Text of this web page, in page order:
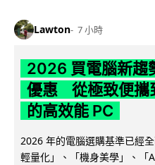
Lawton 7 小時
2026 買電腦新趨
優惠 從極致便攜
的高效能 PC
2026 年的電腦選購基準已經
輕量化」、「機身美學」、「